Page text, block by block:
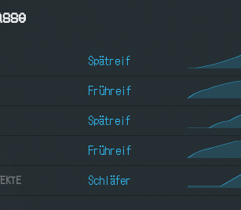
Spätreif
Frühreif
Spätreif
Frühreif
Schläfer